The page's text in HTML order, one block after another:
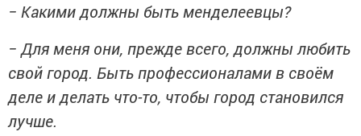
− Какими должны быть менделеевцы?
− Для меня они, прежде всего, должны любить
свой город. Быть профессионалами в своём
деле и делать что-то, чтобы город становился
лучше.